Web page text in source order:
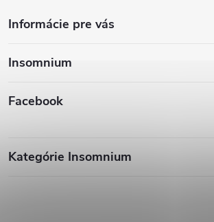
Informácie pre vás
Insomnium
Facebook
Kategórie Insomnium